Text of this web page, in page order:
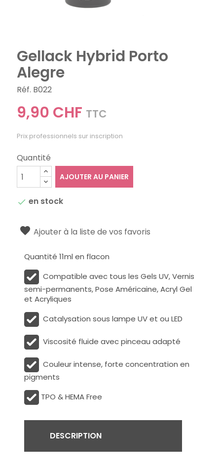
Gellack Hybrid Porto
Alegre
Réf. B022
9,90 CHF TTC
Prix professionnels sur inscription
Quantité
AJOUTER AU PANIER
 en stock
Ajouter à la liste de vos favoris
Quantité 11ml en flacon
Compatible avec tous les Gels UV, Vernis
semi-permanents, Pose Américaine, Acryl Gel
et Acryliques
Catalysation sous lampe UV et ou LED
Viscosité fluide avec pinceau adapté
Couleur intense, forte concentration en
pigments
TPO & HEMA Free
DESCRIPTION